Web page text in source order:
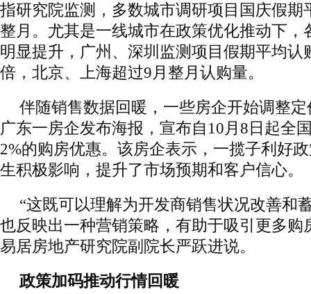
指研究院监测，多数城市调研项目国庆假期
整月。尤其是一线城市在政策优化推动下，
明显提升，广州、深圳监测项目假期平均认
倍，北京、上海超过9月整月认购量。
伴随销售数据回暖，一些房企开始调整
广东一房企发布海报，宣布自10月8日起全
2%的购房优惠。该房企表示，一揽子利好
生积极影响，提升了市场预期和客户信心。
“这既可以理解为开发商销售状况改善和
也反映出一种营销策略，有助于吸引更多购
易居房地产研究院副院长严跃进说。
政策加码推动行情回暖